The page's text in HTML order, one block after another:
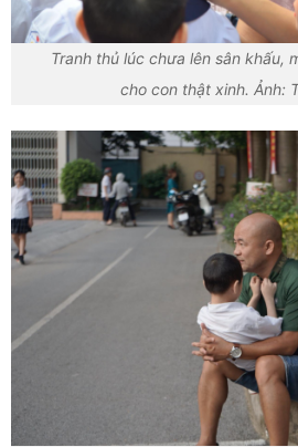
Tranh thủ lúc chưa lên sân khấu,
cho con thật xinh. Ảnh: